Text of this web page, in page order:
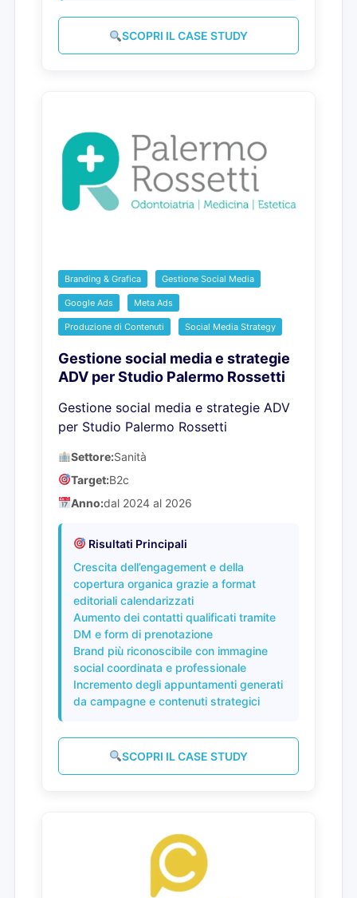
SCOPRI IL CASE STUDY
Branding & Grafica Gestione Social Media
Google Ads Meta Ads
Produzione di Contenuti Social Media Strategy
Gestione social media e strategie
ADV per Studio Palermo Rossetti
Gestione social media e strategie ADV
per Studio Palermo Rossetti
Settore:Sanità
Target:B2c
Anno:dal 2024 al 2026
Risultati Principali
Crescita dell’engagement e della
copertura organica grazie a format
editoriali calendarizzati
Aumento dei contatti qualificati tramite
DM e form di prenotazione
Brand più riconoscibile con immagine
social coordinata e professionale
Incremento degli appuntamenti generati
da campagne e contenuti strategici
SCOPRI IL CASE STUDY